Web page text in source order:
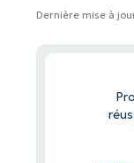
Dernière mise à